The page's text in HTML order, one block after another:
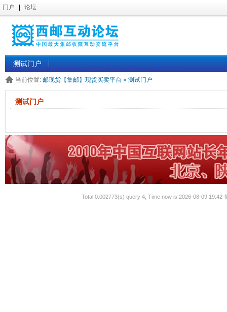
门户 论坛
测试门户
当前位置: 邮现货【集邮】现货买卖平台 » 测试门户
测试门户
Total 0.002773(s) query 4, Time now is:2026-08-09 19:42